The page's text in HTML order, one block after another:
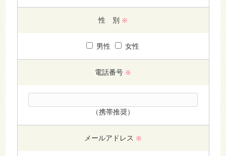
性 別 ※
男性 女性
電話番号 ※
（携帯推奨）
メールアドレス ※